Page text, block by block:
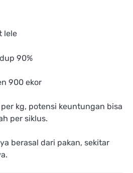
lele
90%
900 ekor
kg, potensi keuntungan bisa
per siklus.
berasal dari pakan, sekitar